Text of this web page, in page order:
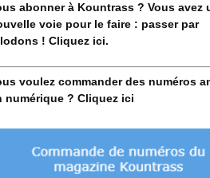
abonner à Kountrass ? Vous avez
voie pour le faire : passer par
! Cliquez ici.
voulez commander des numéros
numérique ? Cliquez ici